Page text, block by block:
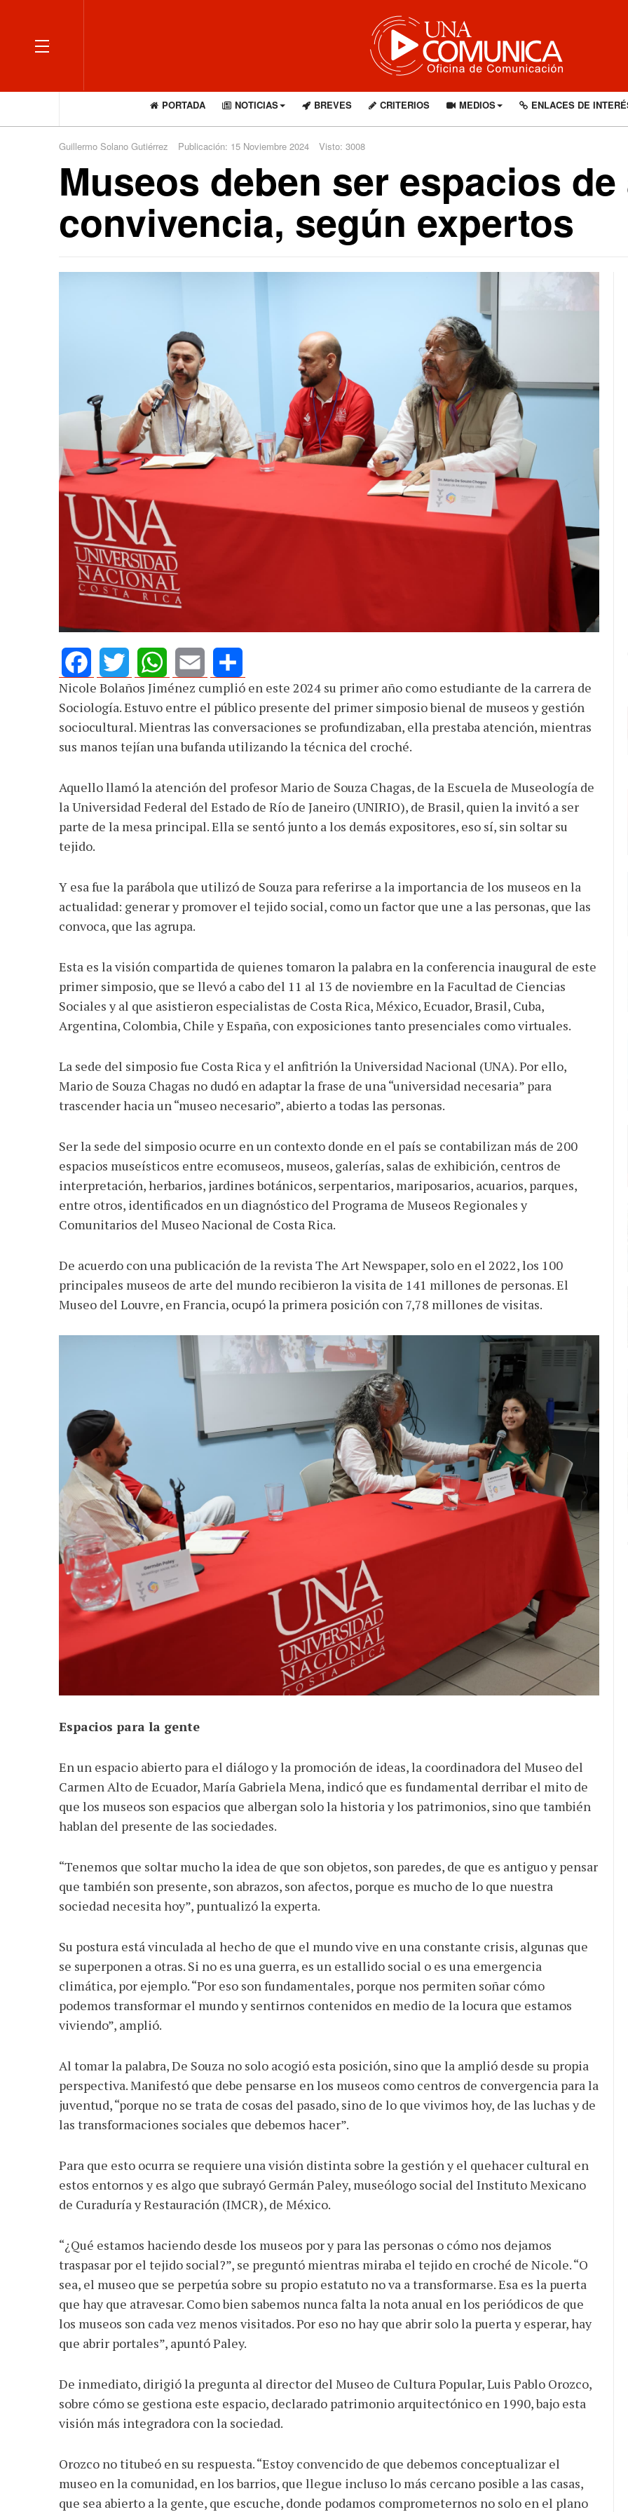
OFF CANVAS
PORTADA NOTICIAS BREVES CRITERIOS MEDIOS ENLACES DE
Guillermo Solano Gutiérrez Publicación: 15 Noviembre 2024 Visto: 3008
Museos deben ser espacios
convivencia, según expertos
FacebookTwitterWhatsApp
Email Share
Nicole Bolaños Jiménez cumplió en este 2024 su primer año como estudiante de la carrera de
Sociología. Estuvo entre el público presente del primer simposio bienal de museos y gestión
sociocultural. Mientras las conversaciones se profundizaban, ella prestaba atención, mientras
sus manos tejían una bufanda utilizando la técnica del croché.
Aquello llamó la atención del profesor Mario de Souza Chagas, de la Escuela de Museología de
la Universidad Federal del Estado de Río de Janeiro (UNIRIO), de Brasil, quien la invitó a ser
parte de la mesa principal. Ella se sentó junto a los demás expositores, eso sí, sin soltar su
tejido.
Y esa fue la parábola que utilizó de Souza para referirse a la importancia de los museos en la
actualidad: generar y promover el tejido social, como un factor que une a las personas, que las
convoca, que las agrupa.
Esta es la visión compartida de quienes tomaron la palabra en la conferencia inaugural de este
primer simposio, que se llevó a cabo del 11 al 13 de noviembre en la Facultad de Ciencias
Sociales y al que asistieron especialistas de Costa Rica, México, Ecuador, Brasil, Cuba,
Argentina, Colombia, Chile y España, con exposiciones tanto presenciales como virtuales.
La sede del simposio fue Costa Rica y el anfitrión la Universidad Nacional (UNA). Por ello,
Mario de Souza Chagas no dudó en adaptar la frase de una “universidad necesaria” para
trascender hacia un “museo necesario”, abierto a todas las personas.
Ser la sede del simposio ocurre en un contexto donde en el país se contabilizan más de 200
espacios museísticos entre ecomuseos, museos, galerías, salas de exhibición, centros de
interpretación, herbarios, jardines botánicos, serpentarios, mariposarios, acuarios, parques,
entre otros, identificados en un diagnóstico del Programa de Museos Regionales y
Comunitarios del Museo Nacional de Costa Rica.
De acuerdo con una publicación de la revista The Art Newspaper, solo en el 2022, los 100
principales museos de arte del mundo recibieron la visita de 141 millones de personas. El
Museo del Louvre, en Francia, ocupó la primera posición con 7,78 millones de visitas.
Espacios para la gente
En un espacio abierto para el diálogo y la promoción de ideas, la coordinadora del Museo del
Carmen Alto de Ecuador, María Gabriela Mena, indicó que es fundamental derribar el mito de
que los museos son espacios que albergan solo la historia y los patrimonios, sino que también
hablan del presente de las sociedades.
“Tenemos que soltar mucho la idea de que son objetos, son paredes, de que es antiguo y pensar
que también son presente, son abrazos, son afectos, porque es mucho de lo que nuestra
sociedad necesita hoy”, puntualizó la experta.
Su postura está vinculada al hecho de que el mundo vive en una constante crisis, algunas que
se superponen a otras. Si no es una guerra, es un estallido social o es una emergencia
climática, por ejemplo. “Por eso son fundamentales, porque nos permiten soñar cómo
podemos transformar el mundo y sentirnos contenidos en medio de la locura que estamos
viviendo”, amplió.
Al tomar la palabra, De Souza no solo acogió esta posición, sino que la amplió desde su propia
perspectiva. Manifestó que debe pensarse en los museos como centros de convergencia para la
juventud, “porque no se trata de cosas del pasado, sino de lo que vivimos hoy, de las luchas y de
las transformaciones sociales que debemos hacer”.
Para que esto ocurra se requiere una visión distinta sobre la gestión y el quehacer cultural en
estos entornos y es algo que subrayó Germán Paley, museólogo social del Instituto Mexicano
de Curaduría y Restauración (IMCR), de México.
“¿Qué estamos haciendo desde los museos por y para las personas o cómo nos dejamos
traspasar por el tejido social?”, se preguntó mientras miraba el tejido en croché de Nicole. “O
sea, el museo que se perpetúa sobre su propio estatuto no va a transformarse. Esa es la puerta
que hay que atravesar. Como bien sabemos nunca falta la nota anual en los periódicos de que
los museos son cada vez menos visitados. Por eso no hay que abrir solo la puerta y esperar, hay
que abrir portales”, apuntó Paley.
De inmediato, dirigió la pregunta al director del Museo de Cultura Popular, Luis Pablo Orozco,
sobre cómo se gestiona este espacio, declarado patrimonio arquitectónico en 1990, bajo esta
visión más integradora con la sociedad.
Orozco no titubeó en su respuesta. “Estoy convencido de que debemos conceptualizar el
museo en la comunidad, en los barrios, que llegue incluso lo más cercano posible a las casas,
que sea abierto a la gente, que escuche, donde podamos comprometernos no solo en el plano
Rechazo al reparto desigual
de ganancias es mayor
cuando hubo esfuerzo